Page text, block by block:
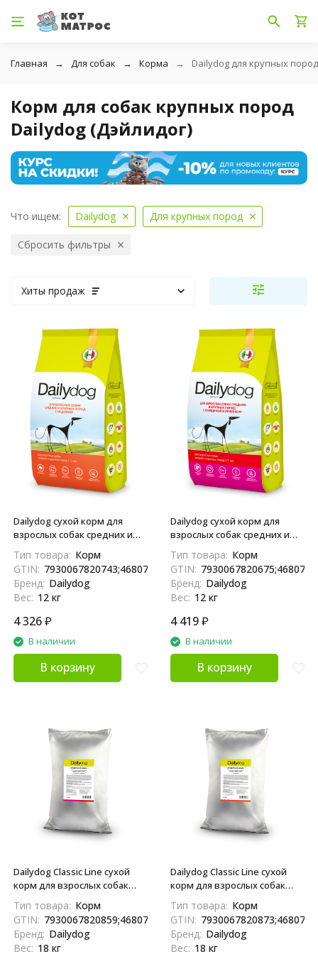
Главная Для собак Корма Dailydog для крупных пород
Корм для собак крупных пород
Dailydog (Дэйлидог)
Что ищем: Dailydog Для крупных пород
Сбросить фильтры
Хиты продаж
Dailydog сухой корм для
взрослых собак средних и
12 кг
Тип товара: Корм
GTIN: 7930067820743;4680772410540;04680772410540
Бренд: Dailydog
Вес: 12 кг
4 326₽
В наличии
В корзину
Dailydog сухой корм для
взрослых собак средних и
и ягненком - 12 кг
Тип товара: Корм
GTIN:
Бренд: Dailydog
Вес: 12 кг
4 419₽
В наличии
В корзину
Dailydog Classic Line сухой
корм для взрослых собак
говядиной и ягненком - 18 кг
Тип товара: Корм
GTIN: 7930067820859;4680772410656;04680772410656
Бренд: Dailydog
Вес: 18 кг
Dailydog Classic Line сухой
корм для взрослых собак
индейкой - 18 кг
Тип товара: Корм
GTIN:
Бренд: Dailydog
Вес: 18 кг